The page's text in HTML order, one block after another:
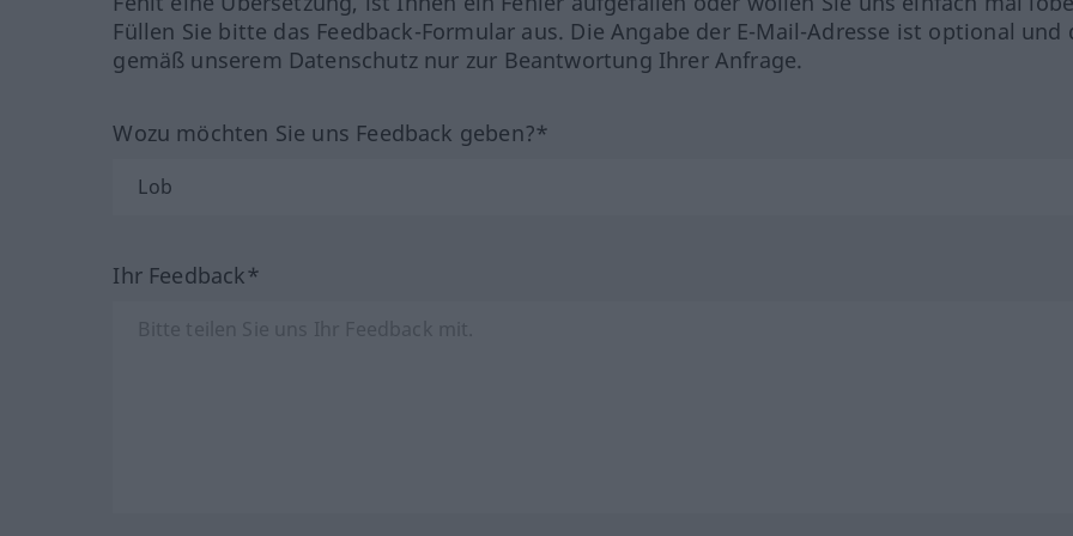
Füllen Sie bitte das Feedback-Formular aus. Die Angabe der E-Mail-Adresse ist optional und
gemäß unserem Datenschutz nur zur Beantwortung Ihrer Anfrage.
Wozu möchten Sie uns Feedback geben?*
Ihr Feedback*